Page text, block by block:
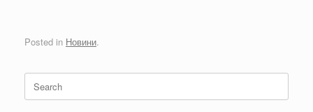
Posted in Новини.
Search
for: